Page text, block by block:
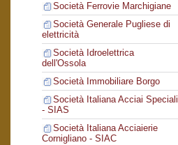
Società Ferrovie Marchigiane
Società Generale Pugliese di
elettricità
Società Idroelettrica
dell'Ossola
Società Immobiliare Borgo
Società Italiana Acciai Speciali
- SIAS
Società Italiana Acciaierie
Cornigliano - SIAC